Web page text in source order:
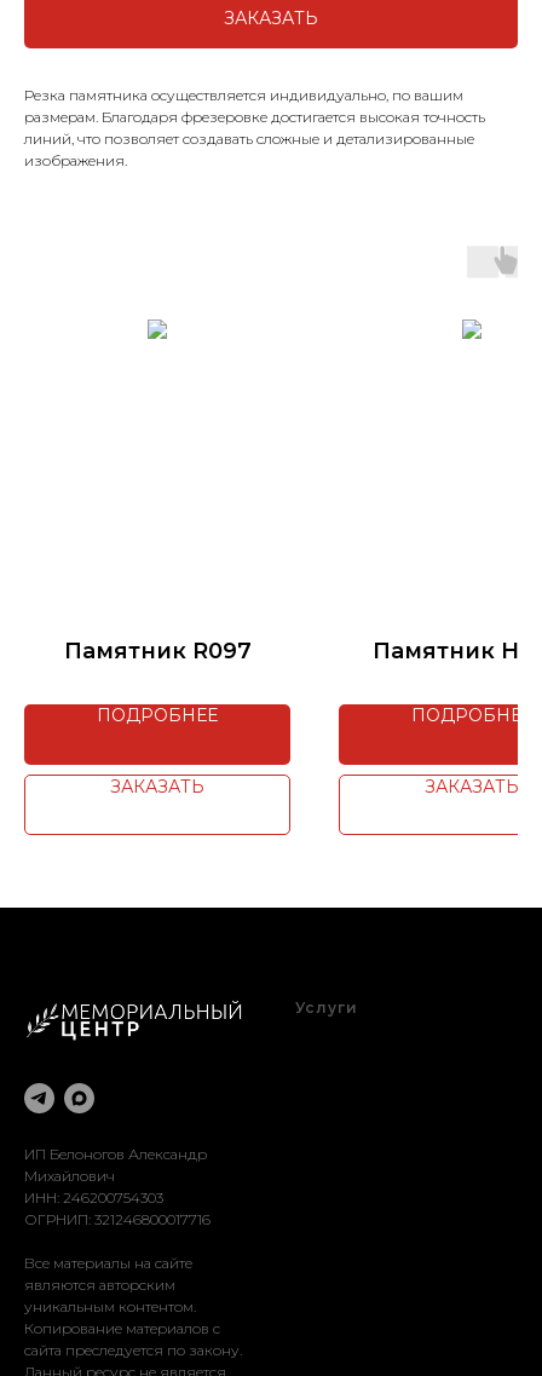
ЗАКАЗАТЬ
Резка памятника осуществляется индивидуально, по вашим
размерам. Благодаря фрезеровке достигается высокая точность
линий, что позволяет создавать сложные и детализированные
изображения.
Памятник R097
ПОДРОБНЕЕ
ЗАКАЗАТЬ
Памятник
ПОДРОБНЕЕ
ЗАКАЗАТЬ
ИП Белоногов Александр
Михайлович
ИНН: 246200754303
ОГРНИП: 321246800017716
Все материалы на сайте
являются авторским
уникальным контентом.
Копирование материалов с
сайта преследуется по закону.
Данный ресурс не является
Услуги